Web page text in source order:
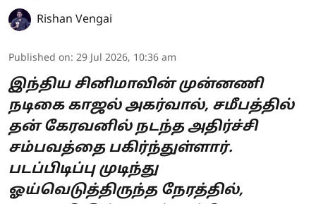
Rishan Vengai
Published on: 29 Jul 2026, 10:36 am
இந்திய சினிமாவின் முன்னணி
நடிகை காஜல் அகர்வால், சமீபத்தில்
தன் கேரவனில் நடந்த அதிர்ச்சி
சம்பவத்தை பகிர்ந்துள்ளார்.
படப்பிடிப்பு முடிந்து
ஓய்வெடுத்திருந்த நேரத்தில்,